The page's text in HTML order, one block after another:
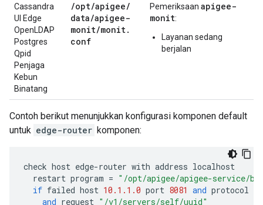
Cassandra
UI Edge
OpenLDAP
Postgres
Qpid
Penjaga
Kebun
Binatang
/opt/apigee/
data/apigee-
monit/monit.
conf
Pemeriksaan apigee-
monit:
Layanan sedang
berjalan
Contoh berikut menunjukkan konfigurasi komponen default
untuk edge-router komponen:
check host edge-router with address localhost
restart program = "/opt/apigee/apigee-service/
if failed host 10.1.1.0 port 8081 and protocol
and request "/v1/servers/self/uuid"